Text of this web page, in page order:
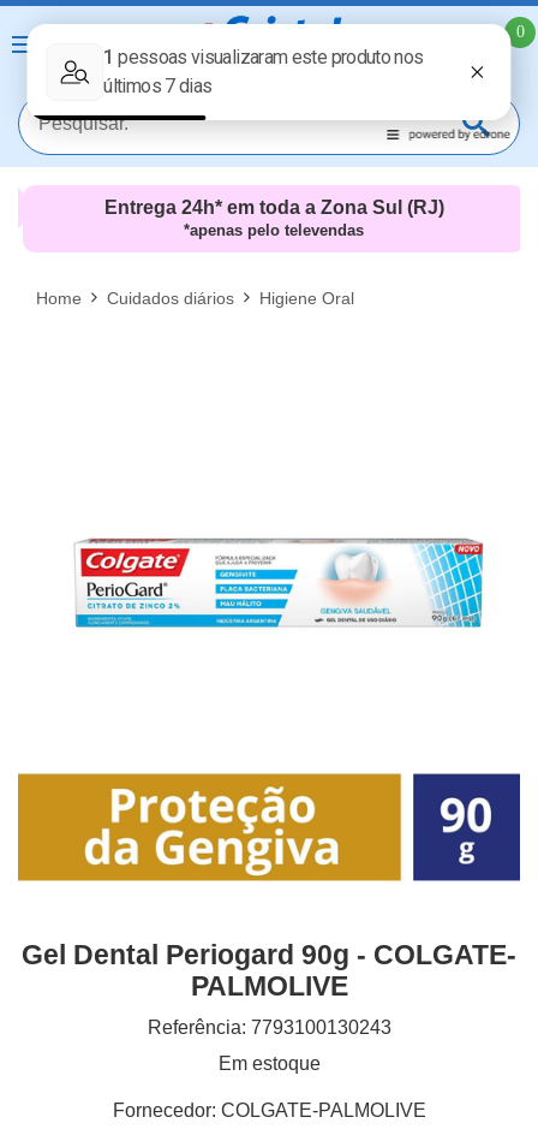
0
MAIS RESULTADOS
Entrega 24h* em toda a Zona Sul (RJ)
*apenas pelo televendas
Home Cuidados diários Higiene Oral
Gel Dental Periogard 90g - COLGATE-
PALMOLIVE
Referência: 7793100130243
Em estoque
Fornecedor: COLGATE-PALMOLIVE